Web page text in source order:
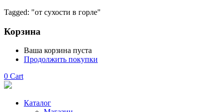
Tagged: "от сухости в горле"
Корзина
Ваша корзина пуста
Продолжить покупки
0 Cart
Каталог